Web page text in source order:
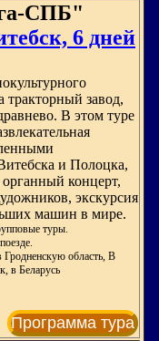
СПБ"
6 дней
завод,
В этом туре
и Полоцка,
концерт,
экскурсия
машин в мире.
туры.
область, В
в Беларусь
Программа тура